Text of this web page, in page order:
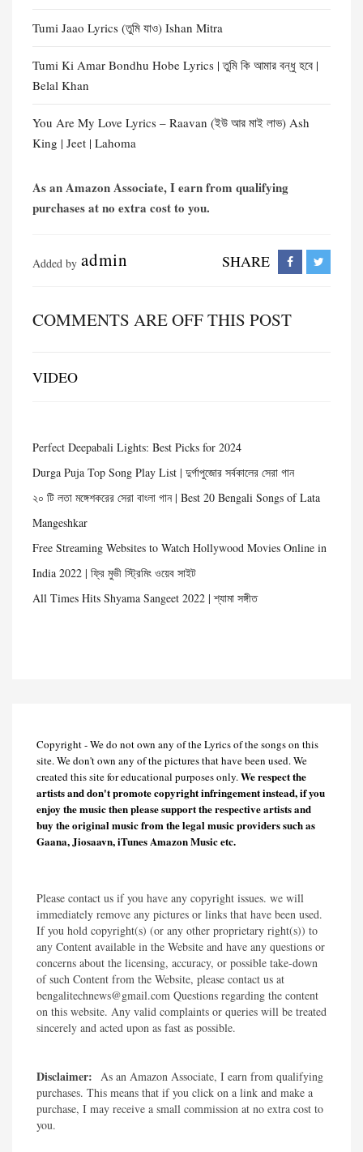
Tumi Jaao Lyrics (তুমি যাও) Ishan Mitra
Tumi Ki Amar Bondhu Hobe Lyrics | তুমি কি আমার বন্ধু হবে |
Belal Khan
You Are My Love Lyrics – Raavan (ইউ আর মাই লাভ) Ash
King | Jeet | Lahoma
As an Amazon Associate, I earn from qualifying
purchases at no extra cost to you.
Added by admin SHARE
COMMENTS ARE OFF THIS POST
VIDEO
Perfect Deepabali Lights: Best Picks for 2024
Durga Puja Top Song Play List | দুর্গাপুজোর সর্বকালের সেরা গান
২০ টি লতা মঙ্গেশকরের সেরা বাংলা গান | Best 20 Bengali Songs of Lata
Mangeshkar
Free Streaming Websites to Watch Hollywood Movies Online in
India 2022 | ফ্রি মুভী স্ট্রিমিং ওয়েব সাইট
All Times Hits Shyama Sangeet 2022 | শ্যামা সঙ্গীত
Copyright - We do not own any of the Lyrics of the songs on this
site. We don't own any of the pictures that have been used. We
created this site for educational purposes only.We respect the
artists and don't promote copyright infringement instead, if you
enjoy the music then please support the respective artists and
buy the original music from the legal music providers such as
Gaana, Jiosaavn, iTunes Amazon Music etc.
Please contact us if you have any copyright issues. we will
immediately remove any pictures or links that have been used.
If you hold copyright(s) (or any other proprietary right(s)) to
any Content available in the Website and have any questions or
concerns about the licensing, accuracy, or possible take-down
of such Content from the Website, please contact us at
bengalitechnews@gmail.com Questions regarding the content
on this website. Any valid complaints or queries will be treated
sincerely and acted upon as fast as possible.​
Disclaimer: As an Amazon Associate, I earn from qualifying
purchases. This means that if you click on a link and make a
purchase, I may receive a small commission at no extra cost to
you.